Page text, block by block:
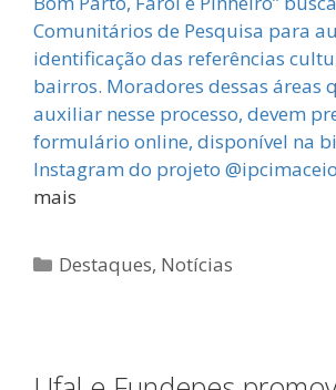
Comunitários de Pesquisa para
identificação das referências
bairros. Moradores dessas áreas
auxiliar nesse processo, devem
formulário online, disponível na
Instagram do projeto
mais
Categorias
Destaques, Notícias